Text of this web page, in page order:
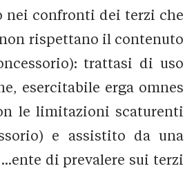
confronti dei terzi che
rispettano il contenuto
trattasi di uso
esercitabile erga omnes
le limitazioni scaturenti
e assistito da una
...ente di prevalere sui terzi